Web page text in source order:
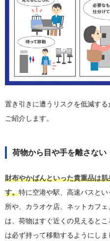
置き引きに遭うリスクを低減す
ご紹介します。
荷物から目や手を離さない
財布やかばんといった貴重品は
す。特に空港や駅、高速バスと
所や、カラオケ店、ネットカフ
は、荷物はすぐ近くの見えると
は必ず持って移動するようにしま